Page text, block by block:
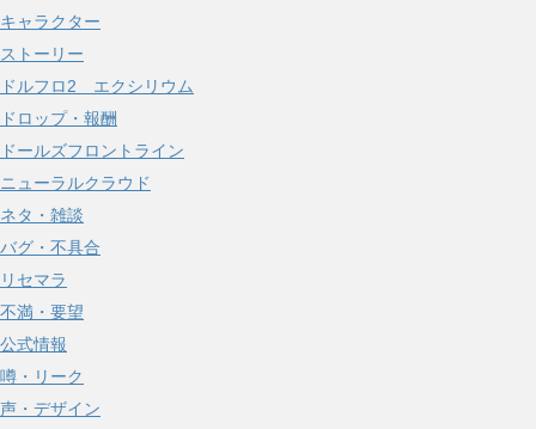
キャラクター
ストーリー
ドルフロ2 エクシリウム
ドロップ・報酬
ドールズフロントライン
ニューラルクラウド
ネタ・雑談
バグ・不具合
リセマラ
不満・要望
公式情報
噂・リーク
声・デザイン